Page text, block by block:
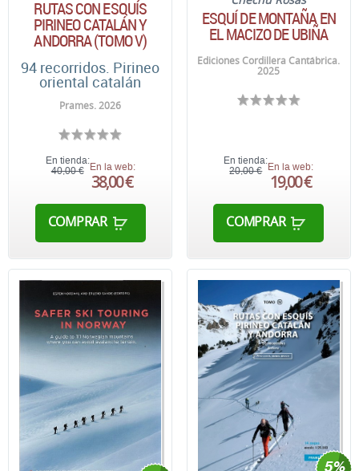
RUTAS CON ESQUÍS
PIRINEO CATALÁN Y
ANDORRA (TOMO V)
94 recorridos. Pirineo
oriental catalán
Prames. 2026
En tienda:
40,00 € En la web:
38,00 €
COMPRAR
ESQUÍ DE MONTAÑA EN
EL MACIZO DE UBIÑA
Ediciones Cordillera Cantábrica.
2025
En tienda:
20,00 €
En la web:
19,00 €
COMPRAR